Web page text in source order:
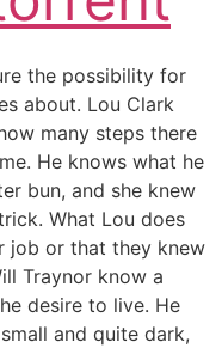
the possibility for
about. Lou Clark
many steps there
He knows what he
bun, and she knew
What Lou does
job or that they knew
Traynor know a
desire to live. He
and quite dark,